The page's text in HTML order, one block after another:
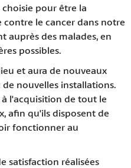
choisie pour être la
le cancer dans notre
auprès des malades, en
possibles.
et aura de nouveaux
nouvelles installations.
l'acquisition de tout le
afin qu'ils disposent de
fonctionner au
satisfaction réalisées